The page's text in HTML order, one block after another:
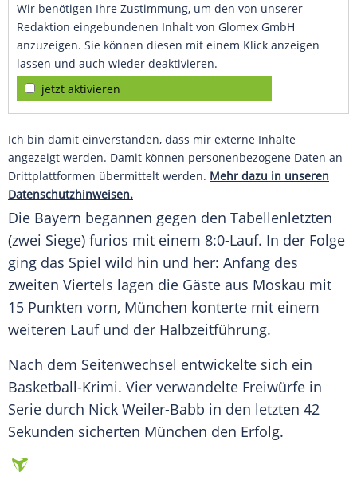
Wir benötigen Ihre Zustimmung, um den von unserer
Redaktion eingebundenen Inhalt von Glomex GmbH
anzuzeigen. Sie können diesen mit einem Klick anzeigen
lassen und auch wieder deaktivieren.
jetzt aktivieren
Ich bin damit einverstanden, dass mir externe Inhalte
angezeigt werden. Damit können personenbezogene Daten an
Drittplattformen übermittelt werden. Mehr dazu in unseren
Datenschutzhinweisen.
Die Bayern begannen gegen den Tabellenletzten
(zwei Siege) furios mit einem 8:0-Lauf. In der Folge
ging das Spiel wild hin und her: Anfang des
zweiten Viertels lagen die Gäste aus Moskau mit
15 Punkten vorn, München konterte mit einem
weiteren Lauf und der Halbzeitführung.
Nach dem Seitenwechsel entwickelte sich ein
Basketball-Krimi. Vier verwandelte Freiwürfe in
Serie durch Nick Weiler-Babb in den letzten 42
Sekunden sicherten München den Erfolg.